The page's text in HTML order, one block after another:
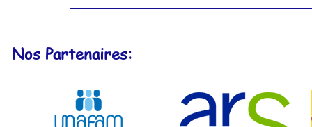
Actualités 2011
Nos Partenaires: